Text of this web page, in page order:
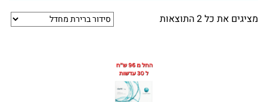
מציגים את כל ⁦2⁩ התוצאות